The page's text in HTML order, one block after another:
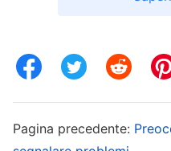
orgogliosa. Ho
periodo camminavo a
Pagina precedente: